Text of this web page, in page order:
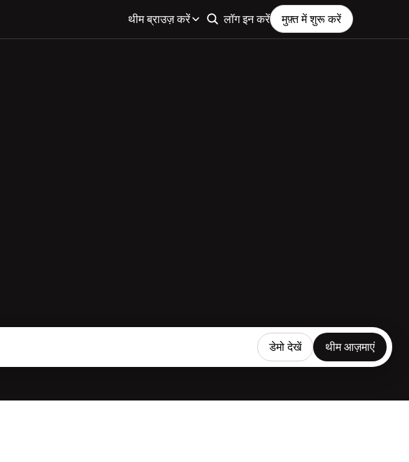
थीम ब्राउज़ करें लॉग इन करें मुफ़्त में शुरू करें
डेमो देखें थीम आज़माएं